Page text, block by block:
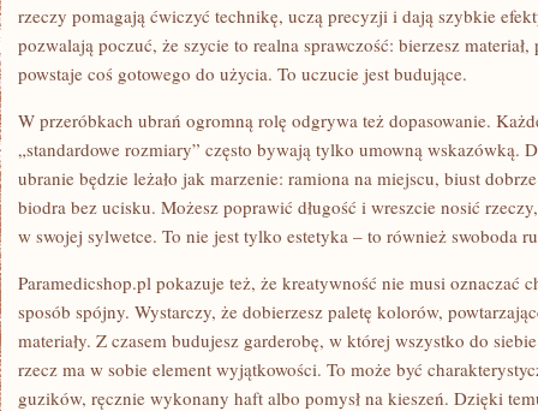
rzeczy pomagają ćwiczyć technikę, uczą precyzji i dają szybkie
pozwalają poczuć, że szycie to realna sprawczość: bierzesz
powstaje coś gotowego do użycia. To uczucie jest budujące.
W przeróbkach ubrań ogromną rolę odgrywa też dopasowanie.
„standardowe rozmiary” często bywają tylko umowną wskazówką.
ubranie będzie leżało jak marzenie: ramiona na miejscu, biust
biodra bez ucisku. Możesz poprawić długość i wreszcie nosić
w swojej sylwetce. To nie jest tylko estetyka – to również swoboda
Paramedicshop.pl pokazuje też, że kreatywność nie musi oznaczać
sposób spójny. Wystarczy, że dobierzesz paletę kolorów,
materiały. Z czasem budujesz garderobę, w której wszystko do
rzecz ma w sobie element wyjątkowości. To może być
guzików, ręcznie wykonany haft albo pomysł na kieszeń. Dzięki